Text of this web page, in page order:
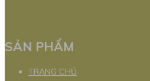
SẢN PHẨM
TRANG CHỦ